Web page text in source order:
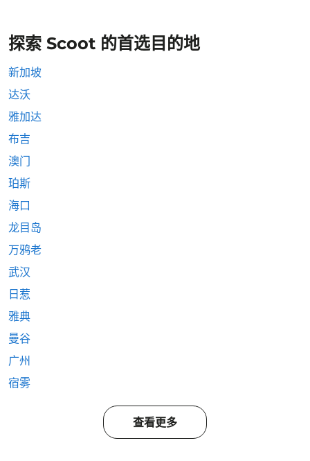
探索 Scoot 的首选目的地
新加坡
达沃
雅加达
布吉
澳门
珀斯
海口
龙目岛
万鸦老
武汉
日惹
雅典
曼谷
广州
宿雾
查看更多